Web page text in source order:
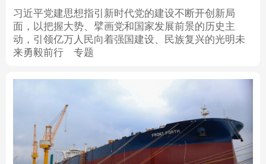
彩票 娱乐 时尚 悦读
公益 一带一路 亚太网 上市公司
地方频道
北京 天津 河北 山西
习近平党建思想指引新时代党的建设不断开创新局
面，以把握大势、擘画党和国家发展前景的历史主
动，引领亿万人民向着强国建设、民族复兴的光明未
来勇毅前行
专题